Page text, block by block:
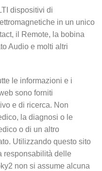
dispositivi di
in un unico
il Remote, la bobina
Audio e molti altri
le informazioni e i
sono forniti
e di ricerca. Non
la diagnosi o le
o di un altro
Utilizzando questo sito
responsabilità delle
non si assume alcuna